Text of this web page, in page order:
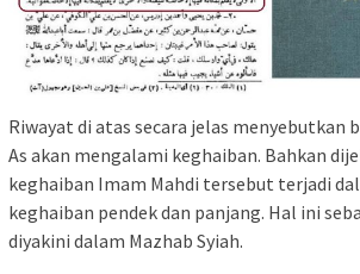
Riwayat di atas secara jelas menyebutkan
As akan mengalami keghaiban. Bahkan
keghaiban Imam Mahdi tersebut terjadi
keghaiban pendek dan panjang. Hal ini
diyakini dalam Mazhab Syiah.